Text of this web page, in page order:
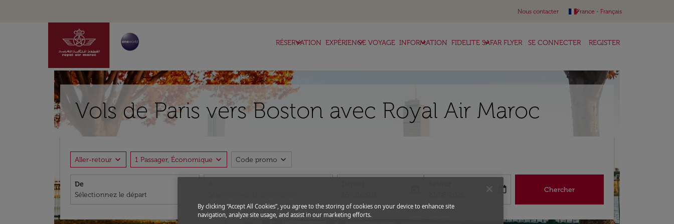
Nous contacter France - Français
keyboard_arrow_down
RÉSERVATION
keyboard_arrow_down EXPÉRIENCE VOYAGE
keyboard_arrow_down INFORMATION
keyboard_arrow_down FIDELITE SAFAR FLYER
keyboard_arrow_down SE CONNECTER REGISTER
Vols de Paris vers Boston avec Royal Air Maroc
Aller-retour expand_more 1 Passager, Économique expand_more Code promo expand_more
De
fc-booking-return-date-aria-label
today Chercher
By clicking “Accept All Cookies”, you agree to the storing of cookies on your device to enhance site
navigation, analyze site usage, and assist in our marketing efforts.